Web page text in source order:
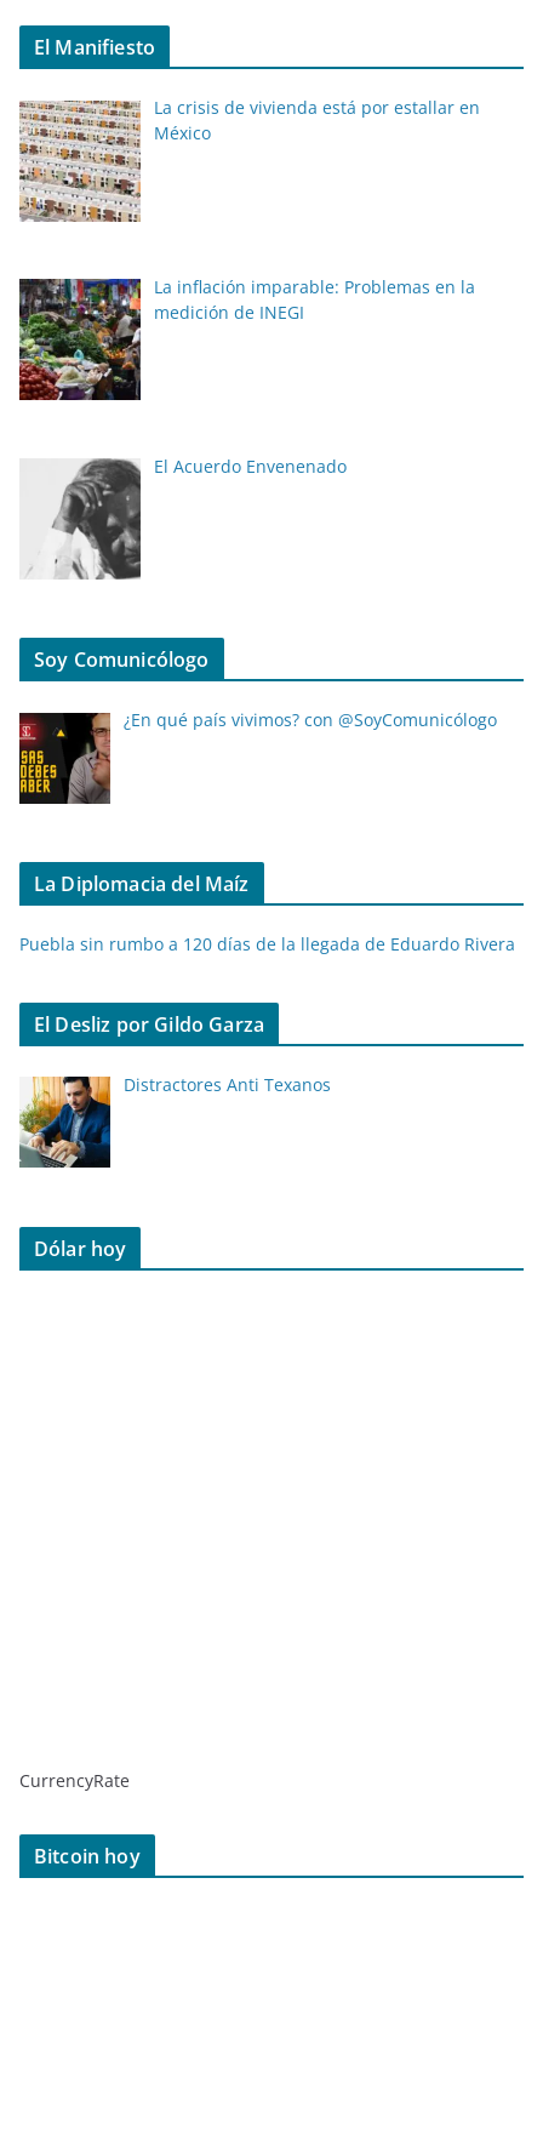
El Manifiesto
La crisis de vivienda está por estallar en
México
La inflación imparable: Problemas en la
medición de INEGI
El Acuerdo Envenenado
Soy Comunicólogo
¿En qué país vivimos? con @SoyComunicólogo
La Diplomacia del Maíz
Puebla sin rumbo a 120 días de la llegada de Eduardo Rivera
El Desliz por Gildo Garza
Distractores Anti Texanos
Dólar hoy
CurrencyRate
Bitcoin hoy